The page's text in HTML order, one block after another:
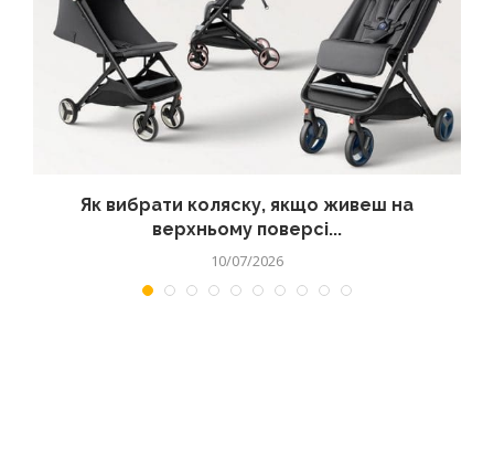
Як вибрати коляску, якщо живеш на
верхньому поверсі...
10/07/2026